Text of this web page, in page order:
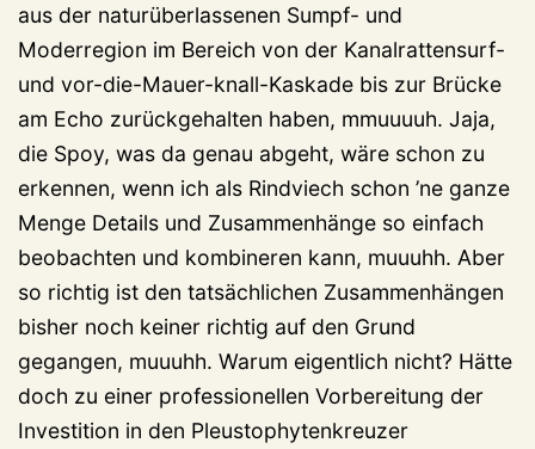
aus der naturüberlassenen Sumpf- und
Moderregion im Bereich von der Kanalrattensurf-
und vor-die-Mauer-knall-Kaskade bis zur Brücke
am Echo zurückgehalten haben, mmuuuuh. Jaja,
die Spoy, was da genau abgeht, wäre schon zu
erkennen, wenn ich als Rindviech schon ’ne ganze
Menge Details und Zusammenhänge so einfach
beobachten und kombineren kann, muuuhh. Aber
so richtig ist den tatsächlichen Zusammenhängen
bisher noch keiner richtig auf den Grund
gegangen, muuuhh. Warum eigentlich nicht? Hätte
doch zu einer professionellen Vorbereitung der
Investition in den Pleustophytenkreuzer